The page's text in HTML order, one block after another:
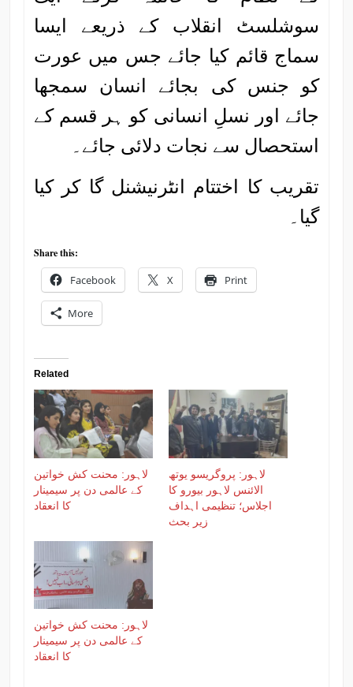
سوشلسٹ انقلاب کے ذریعے ایسا
سماج قائم کیا جائے جس میں عورت
کو جنس کی بجائے انسان سمجھا
جائے اور نسلِ انسانی کو ہر قسم کے
استحصال سے نجات دلائی جائے۔
تقریب کا اختتام انٹرنیشنل گا کر کیا
گیا۔
Share this:
Facebook X Print
More
Related
لاہور: محنت کش خواتین
کے عالمی دن پر سیمینار
کا انعقاد
لاہور: پروگریسو یوتھ
الائنس لاہور بیورو کا
اجلاس؛ تنظیمی اہداف
زیر بحث
لاہور: محنت کش خواتین
کے عالمی دن پر سیمینار
کا انعقاد